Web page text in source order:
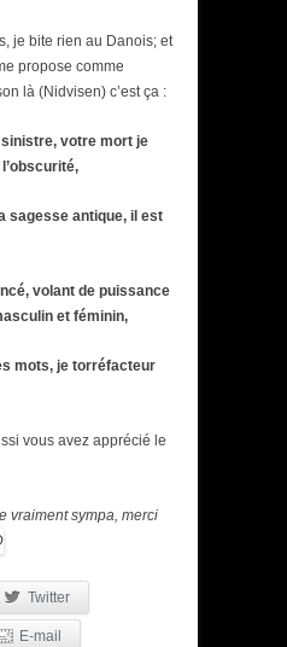
je bite rien au Danois; et
propose comme
là (Nidvisen) c’est ça :
sinistre, votre mort je
l’obscurité,
sagesse antique, il est
, volant de puissance
et féminin,
mots, je torréfacteur
vous avez apprécié le
vraiment sympa, merci
Twitter
E-mail